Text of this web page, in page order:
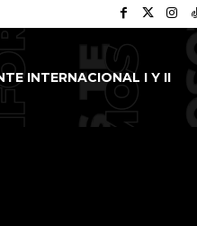
INTERNACIONAL I Y II